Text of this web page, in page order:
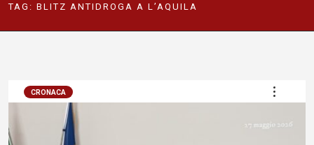
TAG: BLITZ ANTIDROGA A L’AQUILA
CRONACA